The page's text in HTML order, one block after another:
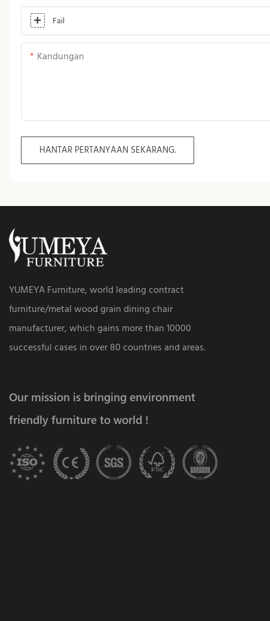
Fail
Kandungan
HANTAR PERTANYAAN SEKARANG.
YUMEYA Furniture, world leading contract
furniture/metal wood grain dining chair
manufacturer, which gains more than 10000
successful cases in over 80 countries and areas.
Our mission is bringing environment
friendly furniture to world !